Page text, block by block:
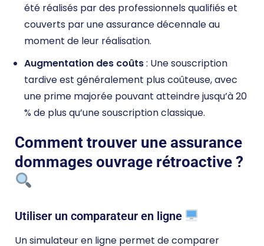
été réalisés par des professionnels qualifiés et
couverts par une assurance décennale au
moment de leur réalisation.
Augmentation des coûts: Une souscription
tardive est généralement plus coûteuse, avec
une prime majorée pouvant atteindre jusqu’à 20
% de plus qu’une souscription classique.
Comment trouver une assurance
dommages ouvrage rétroactive ?
Utiliser un comparateur en ligne
Un simulateur en ligne permet de comparer